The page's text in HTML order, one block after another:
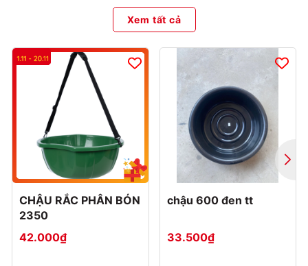
Xem tất cả
CHẬU RẮC PHÂN BÓN
2350
42.000₫
chậu 600 đen tt
33.500₫